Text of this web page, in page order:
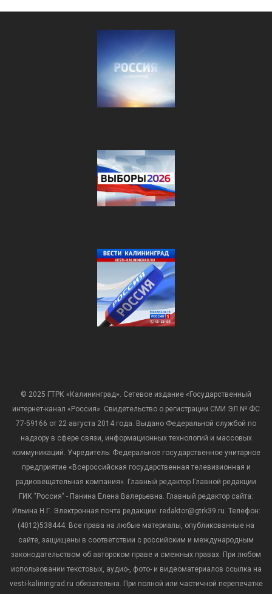
© 2025 ГТРК «Калининград». Сетевое издание «Государственный
интернет-канал «Россия». Свидетельство о регистрации СМИ ЭЛ № ФС
77-59166 от 22 августа 2014 года. Выдано Федеральной службой по
надзору в сфере связи, информационных технологий и массовых
коммуникаций. Учредитель: Федеральное государственное унитарное
предприятие «Всероссийская государственная телевизионная и
радиовещательная компания». Главный редактор Главной редакции
ГИК "Россия" - Панина Елена Валерьевна. Главный редактор сайта:
Ильина Н.Г. Электронная почта редакции: redaktor@gtrk39.ru. Телефон:
(4012)538444. Все права на любые материалы, опубликованные на
сайте, защищены в соответствии с российским и международным
законодательством об авторском праве и смежных правах. При любом
использовании текстовых, аудио-, фото- и видеоматериалов ссылка на
vesti-kaliningrad.ru обязательна. При полной или частичной перепечатке